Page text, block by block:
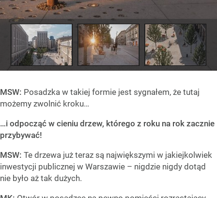
MSW: Posadzka w takiej formie jest sygnałem, że tutaj
możemy zwolnić kroku…
…i odpocząć w cieniu drzew, którego z roku na rok zacznie
przybywać!
MSW: Te drzewa już teraz są największymi w jakiejkolwiek
inwestycji publicznej w Warszawie – nigdzie nigdy dotąd
nie było aż tak dużych.